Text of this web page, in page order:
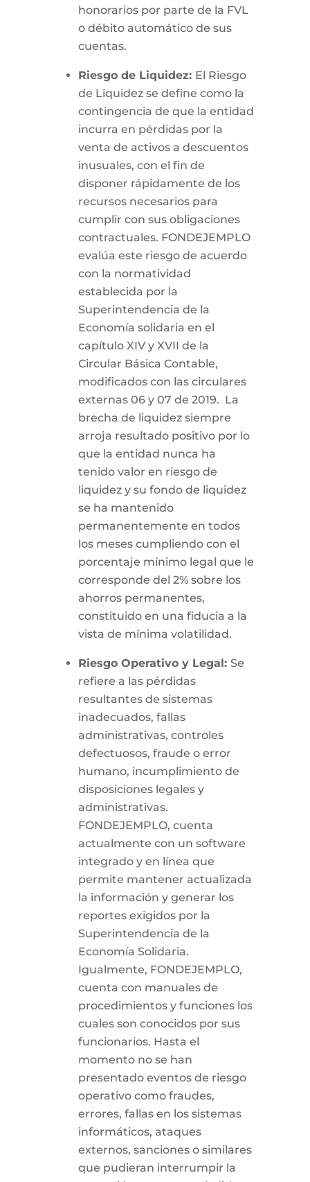
honorarios por parte de la FVL
o débito automático de sus
cuentas.
Riesgo de Liquidez: El Riesgo
de Liquidez se define como la
contingencia de que la entidad
incurra en pérdidas por la
venta de activos a descuentos
inusuales, con el fin de
disponer rápidamente de los
recursos necesarios para
cumplir con sus obligaciones
contractuales. FONDEJEMPLO
evalúa este riesgo de acuerdo
con la normatividad
establecida por la
Superintendencia de la
Economía solidaria en el
capítulo XIV y XVII de la
Circular Básica Contable,
modificados con las circulares
externas 06 y 07 de 2019. La
brecha de liquidez siempre
arroja resultado positivo por lo
que la entidad nunca ha
tenido valor en riesgo de
liquidez y su fondo de liquidez
se ha mantenido
permanentemente en todos
los meses cumpliendo con el
porcentaje mínimo legal que le
corresponde del 2% sobre los
ahorros permanentes,
constituido en una fiducia a la
vista de mínima volatilidad.
Riesgo Operativo y Legal: Se
refiere a las pérdidas
resultantes de sistemas
inadecuados, fallas
administrativas, controles
defectuosos, fraude o error
humano, incumplimiento de
disposiciones legales y
administrativas.
FONDEJEMPLO, cuenta
actualmente con un software
integrado y en línea que
permite mantener actualizada
la información y generar los
reportes exigidos por la
Superintendencia de la
Economía Solidaria.
Igualmente, FONDEJEMPLO,
cuenta con manuales de
procedimientos y funciones los
cuales son conocidos por sus
funcionarios. Hasta el
momento no se han
presentado eventos de riesgo
operativo como fraudes,
errores, fallas en los sistemas
informáticos, ataques
externos, sanciones o similares
que pudieran interrumpir la